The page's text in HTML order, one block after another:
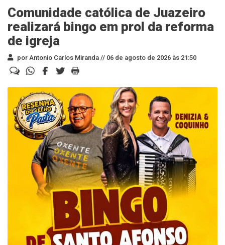
Comunidade católica de Juazeiro
realizará bingo em prol da reforma
de igreja
por Antonio Carlos Miranda // 06 de agosto de 2026 às 21:50